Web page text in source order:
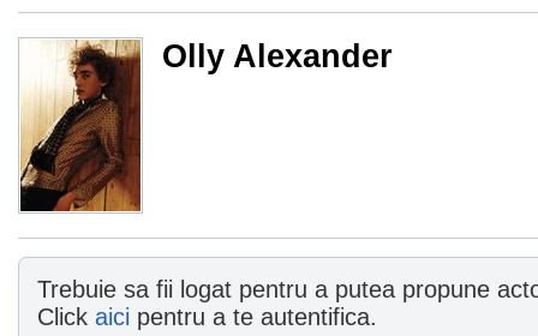
Olly Alexander
Trebuie sa fii logat pentru a putea propune
Click aici pentru a te autentifica.